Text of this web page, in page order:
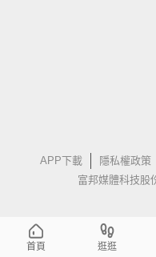
APP下載 隱私權政策
富邦媒體科技股
首頁 逛逛